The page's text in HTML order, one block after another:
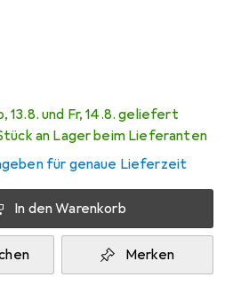
13.8. und Fr, 14.8. geliefert
an Lager beim Lieferanten
für genaue Lieferzeit
In den Warenkorb
Merken